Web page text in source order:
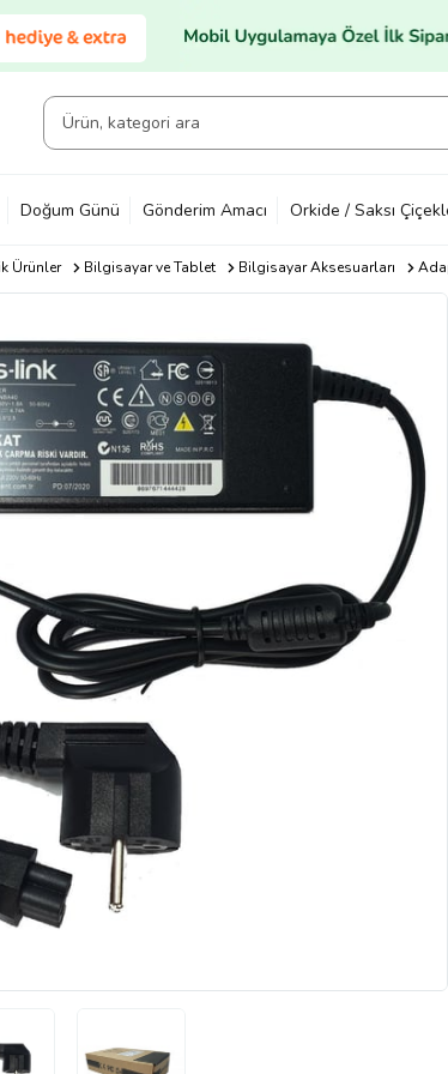
Doğum Günü Gönderim Amacı Orkide / Saksı
Ürünler Bilgisayar ve Tablet Bilgisayar Aksesuarları